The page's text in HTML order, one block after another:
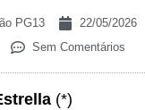
PG13 22/05/2026
Sem Comentários
(*)